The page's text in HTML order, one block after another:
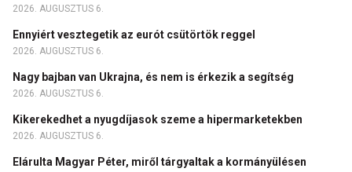
2026. AUGUSZTUS 6.
Ennyiért vesztegetik az eurót csütörtök reggel
2026. AUGUSZTUS 6.
Nagy bajban van Ukrajna, és nem is érkezik a segítség
2026. AUGUSZTUS 6.
Kikerekedhet a nyugdíjasok szeme a hipermarketekben
2026. AUGUSZTUS 6.
Elárulta Magyar Péter, miről tárgyaltak a kormányülésen